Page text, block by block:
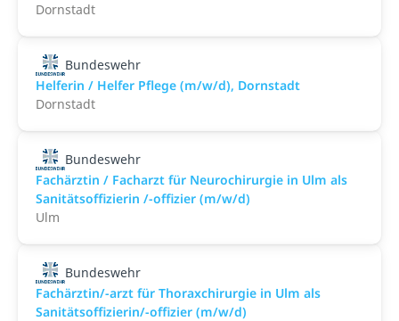
Dornstadt
Bundeswehr
Helferin / Helfer Pflege (m/w/d), Dornstadt
Dornstadt
Bundeswehr
Fachärztin / Facharzt für Neurochirurgie in Ulm als
Sanitätsoffizierin /-offizier (m/w/d)
Ulm
Bundeswehr
Fachärztin/-arzt für Thoraxchirurgie in Ulm als
Sanitätsoffizierin/-offizier (m/w/d)